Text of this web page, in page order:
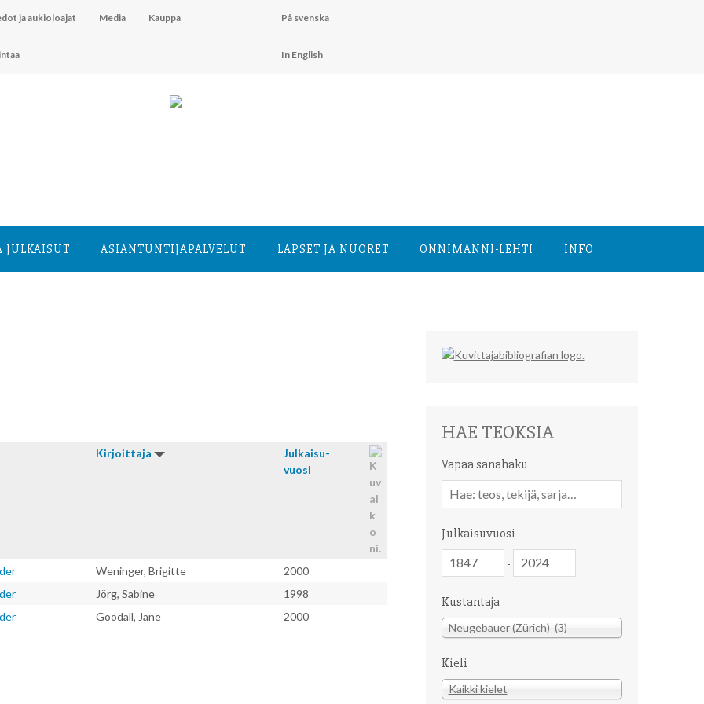
ja aukioloajat Media Kauppa På svenska
In English
JULKAISUT ASIANTUNTIJA­PALVELUT LAPSET JA NUORET ONNIMANNI-LEHTI INFO
Kirjoitta­ja
Julkaisu­
vuosi
Weninger, Brigitte
2000
Jörg, Sabine
1998
Goodall, Jane 2000
HAE TEOKSIA
Vapaa sanahaku
sanahaku
Julkaisuvuosi
-
Kustantaja
Kustantaja
Neugebauer (Zürich) (3)
Kieli
Kieli
Kaikki kielet